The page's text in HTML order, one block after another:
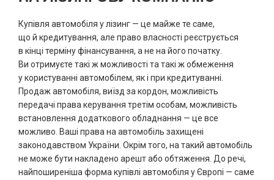
Купівля автомобіля у лізинг — це майже те саме,
що й кредитування, але право власності реєструється
в кінці терміну фінансування, а не на його початку.
Ви отримуєте такі ж можливості та такі ж обмеження
у користуванні автомобілем, як і при кредитуванні.
Продаж автомобіля, виїзд за кордон, можливість
передачі права керування третім особам, можливість
встановлення додаткового обладнання — це все
можливо. Ваші права на автомобіль захищені
законодавством України. Окрім того, на такий автомобіль
не може бути накладено арешт або обтяження. До речі,
найпоширеніша форма купівлі автомобіля у Європі — саме